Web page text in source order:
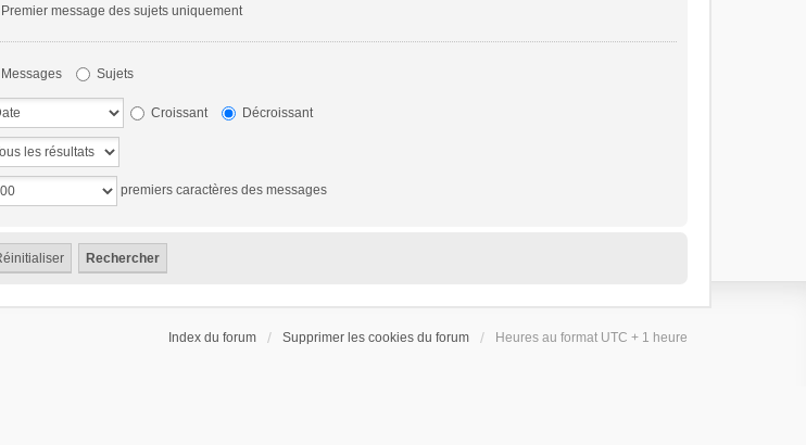
Premier message des sujets uniquement
Messages Sujets
Croissant Décroissant
premiers caractères des messages
Index du forum Supprimer les cookies du forum Heures au format UTC + 1 heure